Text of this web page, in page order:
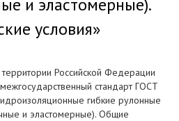
и эластомерные).
условия»
Российской Федерации
стандарт ГОСТ
гибкие рулонные
и эластомерные). Общие